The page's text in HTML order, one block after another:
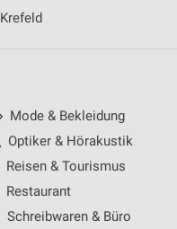
Krefeld
Mode & Bekleidung
Optiker & Hörakustik
Reisen & Tourismus
Restaurant
Schreibwaren & Büro